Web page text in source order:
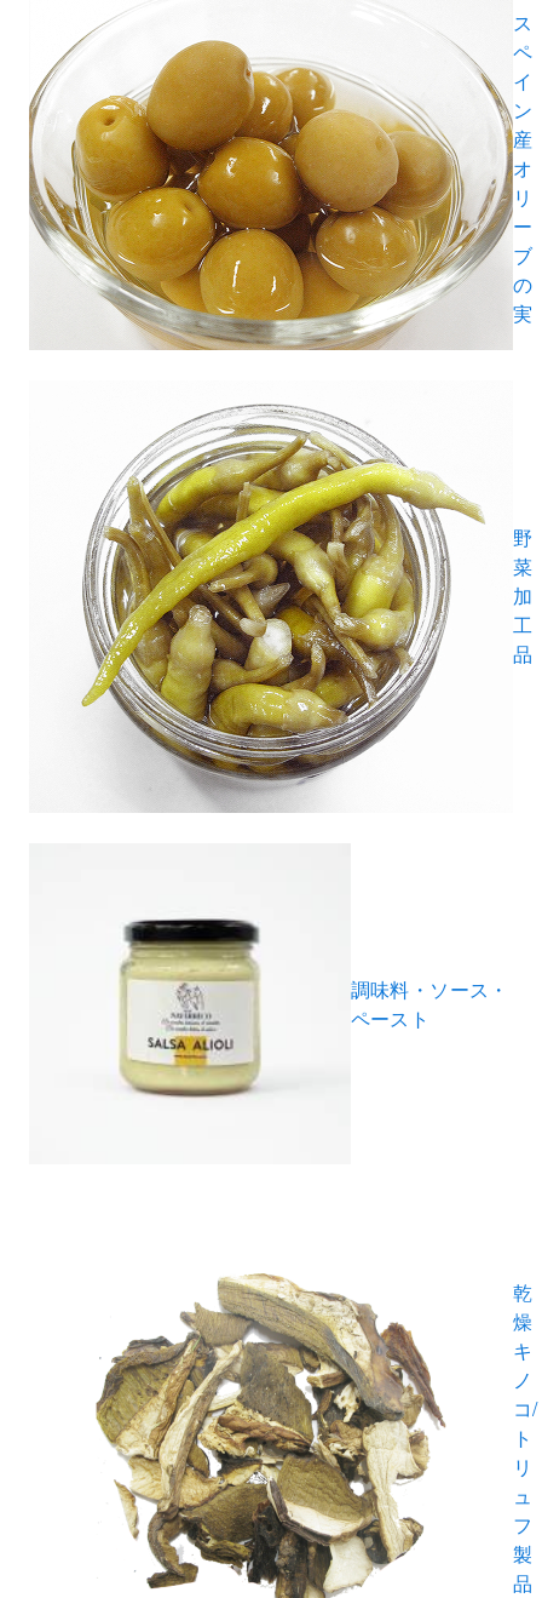
ス
ペ
イ
ン
産
オ
リ
ー
ブ
の
実
野
菜
加
工
品
調味料・ソース・
ペースト
乾
燥
キ
ノ
コ/
ト
リ
ュ
フ
製
品